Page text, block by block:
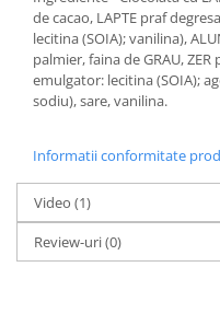
de cacao, LAPTE praf
lecitina (SOIA); vanilina),
palmier, faina de GRAU,
emulgator: lecitina (SOIA);
sodiu), sare, vanilina.
Informatii conformitate
Video (1)
Review-uri(0)